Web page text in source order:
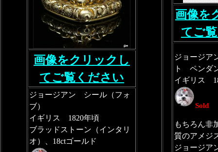
画像をクリックし
てご覧ください
ジョージアン シール（フォ
ブ）
イギリス 1820年頃
ブラッドストーン（インタリ
オ）、18ctゴールド
画像を
てご
ジョージ
ト ペンダ
イギリス
Sold
もちろん非
質のアメジ
ジョージア